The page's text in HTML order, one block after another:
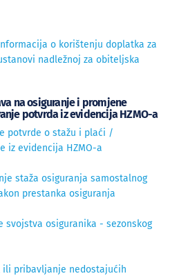
o korištenju doplatka za
nadležnoj za obiteljska
na osiguranje i promjene
potvrda iz evidencija HZMO-a
potvrde o stažu i plaći /
iz evidencija HZMO-a
staža osiguranja samostalnog
prestanka osiguranja
svojstva osiguranika - sezonskog
ili pribavljanje nedostajućih